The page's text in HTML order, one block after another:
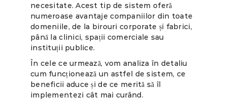
necesitate. Acest tip de sistem oferă
numeroase avantaje companiilor din toate
domeniile, de la birouri corporate și fabrici,
până la clinici, spații comerciale sau
instituții publice.
În cele ce urmează, vom analiza în detaliu
cum funcționează un astfel de sistem, ce
beneficii aduce și de ce merită să îl
implementezi cât mai curând.